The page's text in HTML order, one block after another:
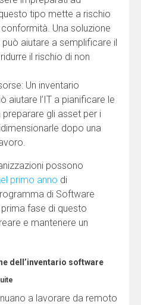
tipo mette a rischio
Una soluzione
aiutare a semplificare il
il rischio di non
Un inventario
aiutare l’IT a pianificare le
gli asset per i
dopo una
possono
primo anno di
di Software
fase di questo
e mantenere un
dell’inventario software
a lavorare da remoto